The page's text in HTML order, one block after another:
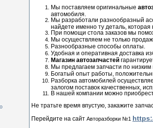
Мы поставляем оригинальные
автомобиля.
Мы разработали разнообразный
найдете именно ту деталь,
При помощи стола заказов мы
Мы осуществляем не только
Разнообразные способы оплаты.
Удобная и оперативная доставка
Магазин автозапчастей
Мы предлагаем запчасти по низким
Богатый опыт работы,
Разборка автомобилей
залогом поставок качественных,
В нашей компании можно
Не тратьте время впустую, закажите
Перейдите на сайт Авторазборки №1